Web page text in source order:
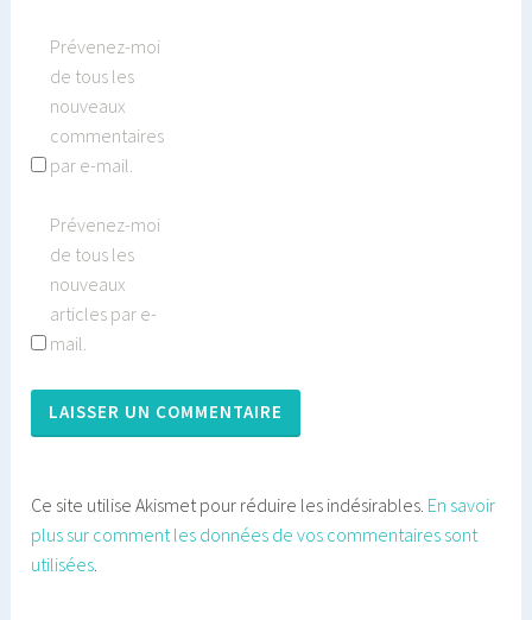
Prévenez-moi
de tous les
nouveaux
commentaires
par e-mail.
Prévenez-moi
de tous les
nouveaux
articles par e-
mail.
Ce site utilise Akismet pour réduire les indésirables. En savoir
plus sur comment les données de vos commentaires sont
utilisées.